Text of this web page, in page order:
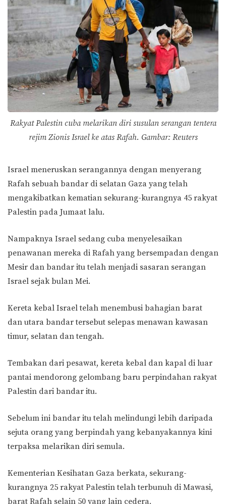
Rakyat Palestin cuba melarikan diri susulan serangan tentera
rejim Zionis Israel ke atas Rafah. Gambar: Reuters
Israel meneruskan serangannya dengan menyerang
Rafah sebuah bandar di selatan Gaza yang telah
mengakibatkan kematian sekurang-kurangnya 45 rakyat
Palestin pada Jumaat lalu.
Nampaknya Israel sedang cuba menyelesaikan
penawanan mereka di Rafah yang bersempadan dengan
Mesir dan bandar itu telah menjadi sasaran serangan
Israel sejak bulan Mei.
Kereta kebal Israel telah menembusi bahagian barat
dan utara bandar tersebut selepas menawan kawasan
timur, selatan dan tengah.
Tembakan dari pesawat, kereta kebal dan kapal di luar
pantai mendorong gelombang baru perpindahan rakyat
Palestin dari bandar itu.
Sebelum ini bandar itu telah melindungi lebih daripada
sejuta orang yang berpindah yang kebanyakannya kini
terpaksa melarikan diri semula.
Kementerian Kesihatan Gaza berkata, sekurang-
kurangnya 25 rakyat Palestin telah terbunuh di Mawasi,
barat Rafah selain 50 yang lain cedera.